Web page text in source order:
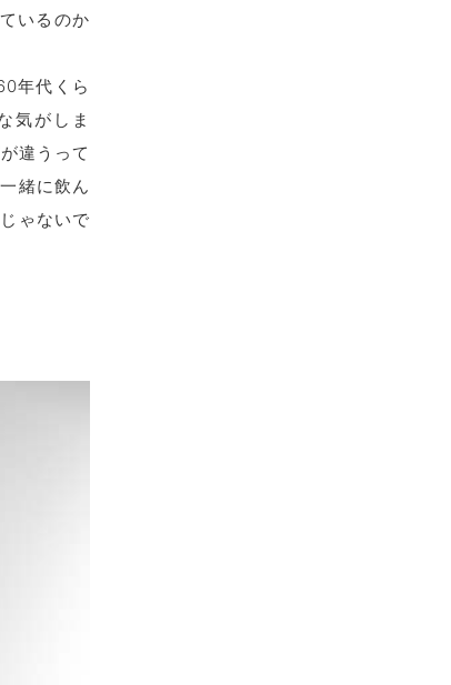
いるのか
年代くら
気がしま
違うって
緒に飲ん
ゃないで